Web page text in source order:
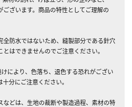
ございます。商品の特性としてご理解の
全防水ではないため、縫製部分である針穴
はできませんのでご注意ください。
により、色落ち、退色する恐れがござい
分にご注意ください。
などは、生地の裁断や製造過程、素材の特